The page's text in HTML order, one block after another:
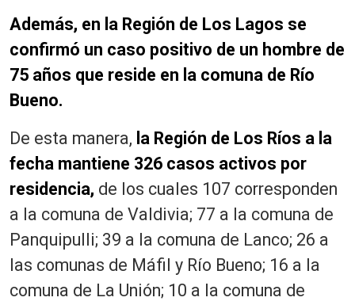
Además, en la Región de Los Lagos se
confirmó un caso positivo de un hombre de
75 años que reside en la comuna de Río
Bueno.
De esta manera, la Región de Los Ríos a la
fecha mantiene 326 casos activos por
residencia, de los cuales 107 corresponden
a la comuna de Valdivia; 77 a la comuna de
Panquipulli; 39 a la comuna de Lanco; 26 a
las comunas de Máfil y Río Bueno; 16 a la
comuna de La Unión; 10 a la comuna de